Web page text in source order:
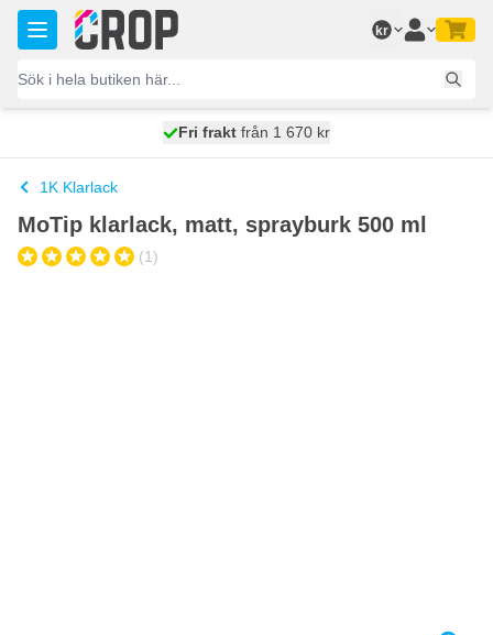
Hoppa till innehållet
kr
skickas idag
Fri frakt från 1 670 kr
100 dagars
1K Klarlack
MoTip klarlack, matt, sprayburk 500 ml
(1)